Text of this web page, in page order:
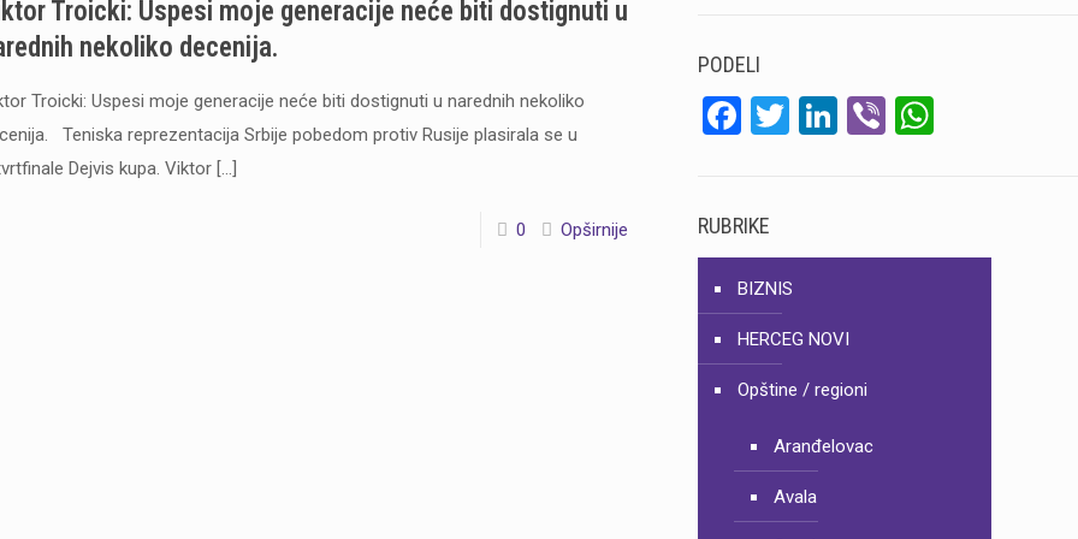
Troicki: Uspesi moje generacije neće biti dostignuti u
nekoliko decenija.
Troicki: Uspesi moje generacije neće biti dostignuti u narednih nekoliko
Teniska reprezentacija Srbije pobedom protiv Rusije plasirala se u
Dejvis kupa. Viktor[…]
0 Opširnije
PODELI
Facebook
Twitter
LinkedIn
Viber
RUBRIKE
BIZNIS
HERCEG NOVI
Opštine / regioni
Aranđelovac
Avala